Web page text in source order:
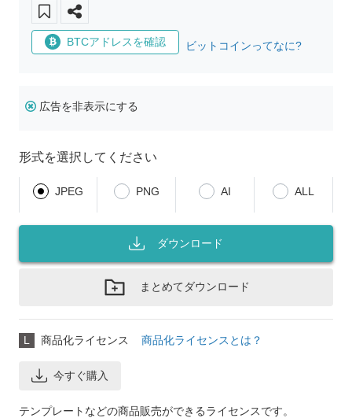
BTCアドレスを確認 ビットコインってなに?
広告を非表示にする
形式を選択してください
JPEG PNG AI ALL
ダウンロード
まとめてダウンロード
L 商品化ライセンス 商品化ライセンスとは？
今すぐ購入
テンプレートなどの商品販売ができるライセンスです。